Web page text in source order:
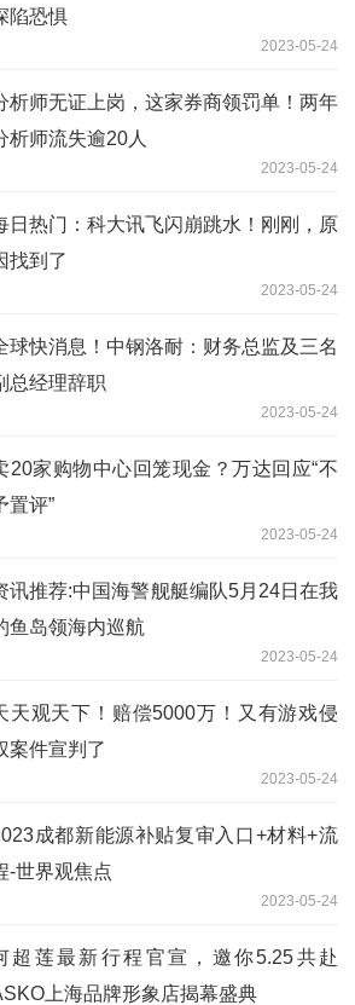
陷恐惧
2023-05-24
析师无证上岗，这家券商领罚单！两年
析师流失逾20人
2023-05-24
日热门：科大讯飞闪崩跳水！刚刚，原
找到了
2023-05-24
球快消息！中钢洛耐：财务总监及三名
总经理辞职
2023-05-24
20家购物中心回笼现金？万达回应“不
置评”
2023-05-24
讯推荐:中国海警舰艇编队5月24日在我
鱼岛领海内巡航
2023-05-24
天观天下！赔偿5000万！又有游戏侵
案件宣判了
2023-05-24
成都新能源补贴复审入口+材料+流
-世界观焦点
2023-05-24
超莲最新行程官宣，邀你5.25共赴
上海品牌形象店揭幕盛典